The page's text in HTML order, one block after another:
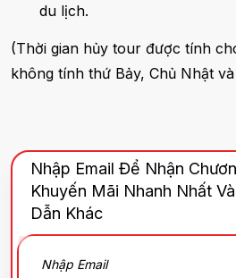
du lịch.
(Thời gian hủy tour được tính
không tính thứ Bảy, Chủ Nhật
Nhập Email Để Nhận
Khuyến Mãi Nhanh Nhất
Dẫn Khác